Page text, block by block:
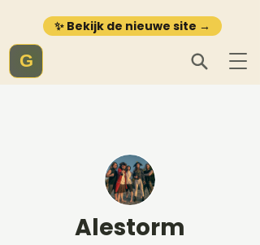
✨ Bekijk de nieuwe site →
G
Alestorm